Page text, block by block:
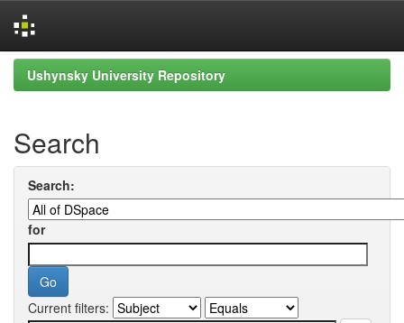
Skip
navigation
Ushynsky University Repository
Search
Search:
for
Current filters: